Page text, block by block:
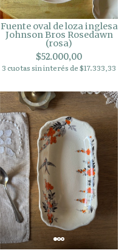
Fuente oval de loza inglesa
Johnson Bros Rosedawn
(rosa)
$52.000,00
3 cuotas sin interés de $17.333,33